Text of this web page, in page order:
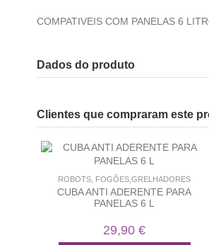
COMPATIVEIS COM PANELAS 6
Dados do produto
Clientes que compraram este
ROBOTS, FOGÕES,GRELHADORES
CUBA ANTI ADERENTE PARA
PANELAS 6 L
29,90 €